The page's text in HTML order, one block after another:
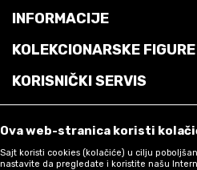
Switch 2 igre
Switch igre
XBOX Igre
PC Igre
Playstation 5
Playstation VR2
Nintendo Switch 2
Nintendo Switch
Nintendo Switch OLED
Laptop računari
Desktop računari
Tastature
Monitori
INFORMACIJE
O nama
Pomoć i najčešća pitanja
Privilege CARD
KOLEKCIONARSKE FIGURE
Akcione figure
Lilalu patkice
KORISNIČKI SERVIS
Politika privatnosti
Ova web-stranica koristi
Sajt koristi cookies (kolačiće) u cilju
nastavite da pregledate i koristite našu